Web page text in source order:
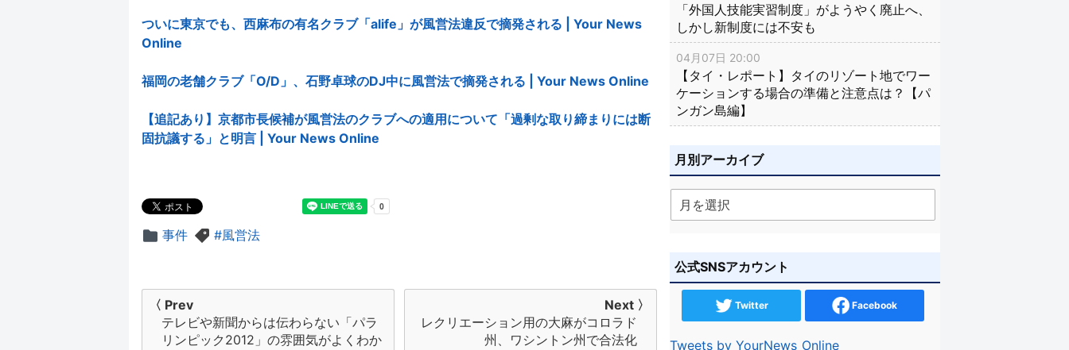
ついに東京でも、西麻布の有名クラブ「alife」が風営法違反で摘発される | Your News
Online
福岡の老舗クラブ「O/D」、石野卓球のDJ中に風営法で摘発される | Your News Online
【追記あり】京都市長候補が風営法のクラブへの適用について「過剰な取り締まりには断
固抗議する」と明言 | Your News Online
事件 風営法
〈 Prev
テレビや新聞からは伝わらない「パラ
リンピック2012」の雰囲気がよくわか
Next 〉
レクリエーション用の大麻がコロラド
州、ワシントン州で合法化
「外国人技能実習制度」がようやく廃止へ、
しかし新制度には不安も
04月07日 20:00
【タイ・レポート】タイのリゾート地でワー
ケーションする場合の準備と注意点は？【パ
ンガン島編】
月別アーカイブ
公式SNSアカウント
Twitter Facebook
Tweets by YourNews_Online